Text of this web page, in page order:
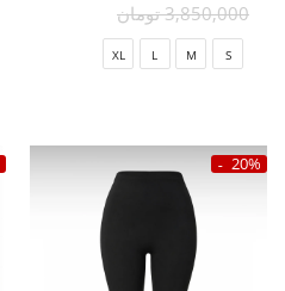
3,850,000 تومان
S
M
L
XL
20%